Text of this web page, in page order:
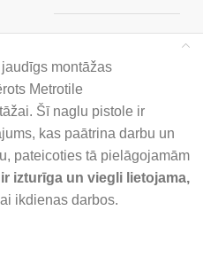
jaudīgs montāžas
Metrotile
Šī naglu pistole ir
kas paātrina darbu un
pateicoties tā pielāgojamām
izturīga un viegli lietojama,
ikdienas darbos.